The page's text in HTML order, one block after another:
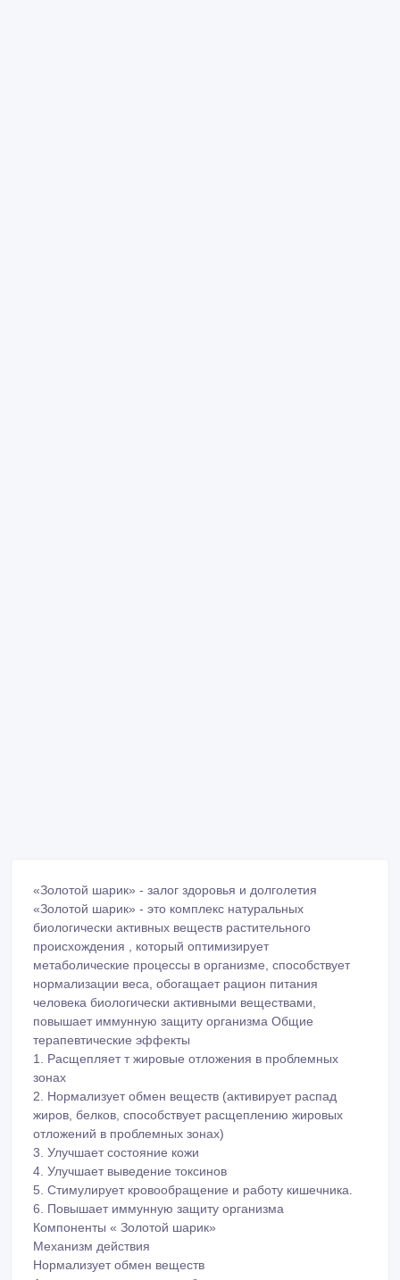
«Золотой шарик» - залог здоровья и долголетия
«Золотой шарик» - это комплекс натуральных
биологически активных веществ растительного
происхождения , который оптимизирует
метаболические процессы в организме, способствует
нормализации веса, обогащает рацион питания
человека биологически активными веществами,
повышает иммунную защиту организма Общие
терапевтические эффекты
1. Расщепляет т жировые отложения в проблемных
зонах
2. Нормализует обмен веществ (активирует распад
жиров, белков, способствует расщеплению жировых
отложений в проблемных зонах)
3. Улучшает состояние кожи
4. Улучшает выведение токсинов
5. Стимулирует кровообращение и работу кишечника.
6. Повышает иммунную защиту организма
Компоненты « Золотой шарик»
Механизм действия
Нормализует обмен веществ